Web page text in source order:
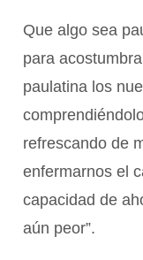
Que algo sea
para
paulatina los
refrescando de
enfermarnos el
capacidad de
aún peor”.